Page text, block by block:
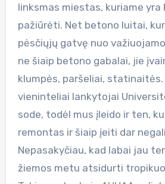
linksmas miestas, kuriame yra
pažiūrėti. Net betono luitai,
pėsčiųjų gatvę nuo
ne šiaip betono gabalai, jie
klumpės, paršeliai, statinaitės.
vieninteliai lankytojai
sode, todėl mus įleido ir ten,
remontas ir šiaip įeiti dar
Nepasakyčiau, kad labai jau
žiemos metu atsidurti